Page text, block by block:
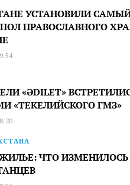
УСТАНОВИЛИ
ПРАВОСЛАВНОГО
«ӘDILET»
«ТЕКЕЛИЙСКОГО ГМЗ»
ЧТО ИЗМЕНИЛОСЬ